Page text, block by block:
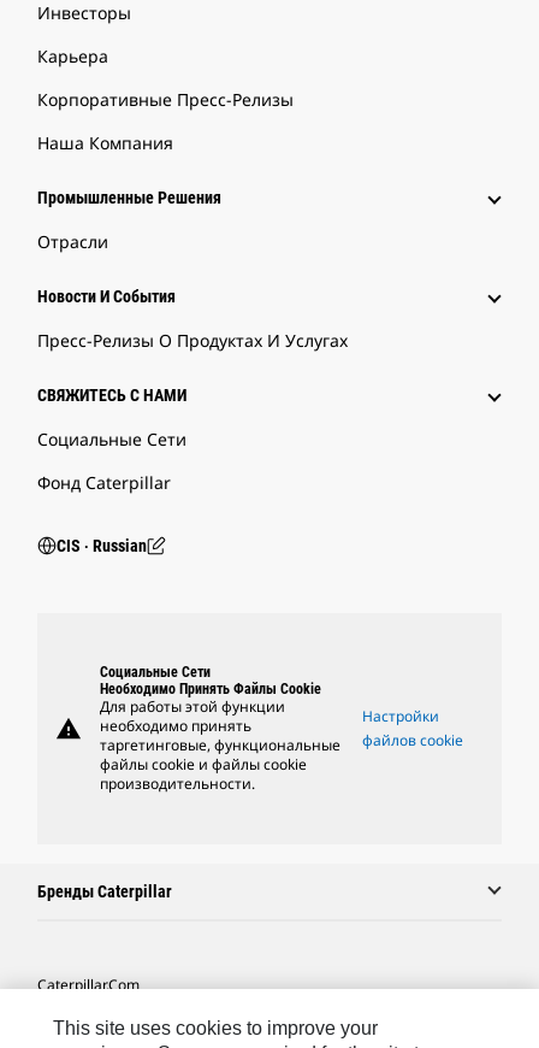
Инвесторы
Карьера
Корпоративные Пресс-Релизы
Наша Компания
Промышленные Решения
Отрасли
Новости И События
Пресс-Релизы О Продуктах И Услугах
СВЯЖИТЕСЬ С НАМИ
Социальные Сети
Фонд Caterpillar
CIS ‧ Russian
warning
Социальные Сети
Необходимо Принять Файлы Cookie
Для работы этой функции
необходимо принять
таргетинговые, функциональные
файлы cookie и файлы cookie
производительности.
Настройки
файлов cookie
Бренды Caterpillar
Caterpillar.com
Связаться С Caterpillar
This site uses cookies to improve your